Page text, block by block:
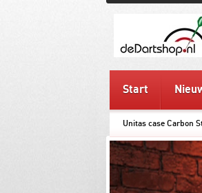
Start
Unitas case Carbon